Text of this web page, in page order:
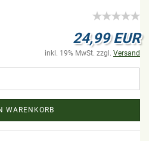
24,99 EUR
inkl. 19% MwSt. zzgl. Versand
WARENKORB